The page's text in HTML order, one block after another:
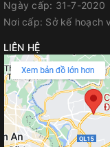
không, cũng như sự
đúc sẵn
Công cụ được cân
chính giữa, giúp thao
Tự động mở khuôn
dùng thực hiện nhanh
Công cụ này cung
dài tối thiểu 1-1/2"
Ngày cấp: 31-7-2020
Nơi cấp: Sở kế hoạch
LIÊN HỆ